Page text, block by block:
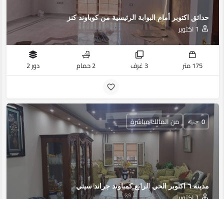
حدائق اكتوبر أمام البوابة الرئيسية من كوباوند كنز
٦ اكتوبر
175 متر 3 غرف 2 حمام دور 2
مدينه ٦ اكتوبر الحي الرابع كمباوند جراند سيتي
0 جنيه من المالك مباشرة